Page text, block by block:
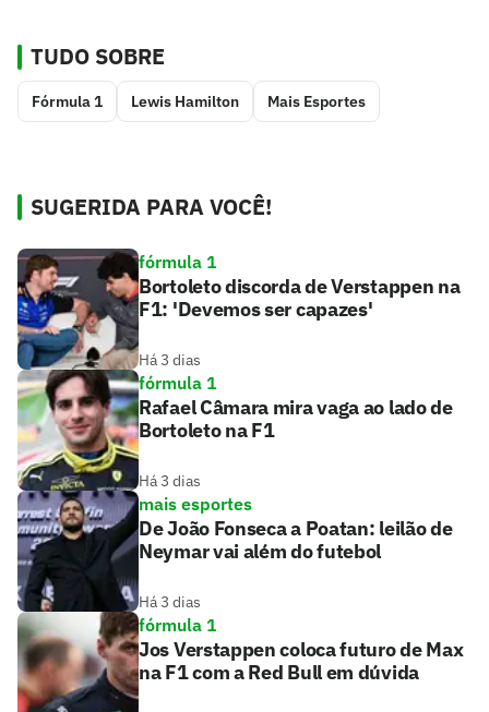
TUDO SOBRE
Fórmula 1 Lewis Hamilton Mais Esportes
SUGERIDA PARA VOCÊ!
fórmula 1
Bortoleto discorda de Verstappen na
F1: 'Devemos ser capazes'
Há 3 dias
fórmula 1
Rafael Câmara mira vaga ao lado de
Bortoleto na F1
Há 3 dias
mais esportes
De João Fonseca a Poatan: leilão de
Neymar vai além do futebol
Há 3 dias
fórmula 1
Jos Verstappen coloca futuro de Max
na F1 com a Red Bull em dúvida